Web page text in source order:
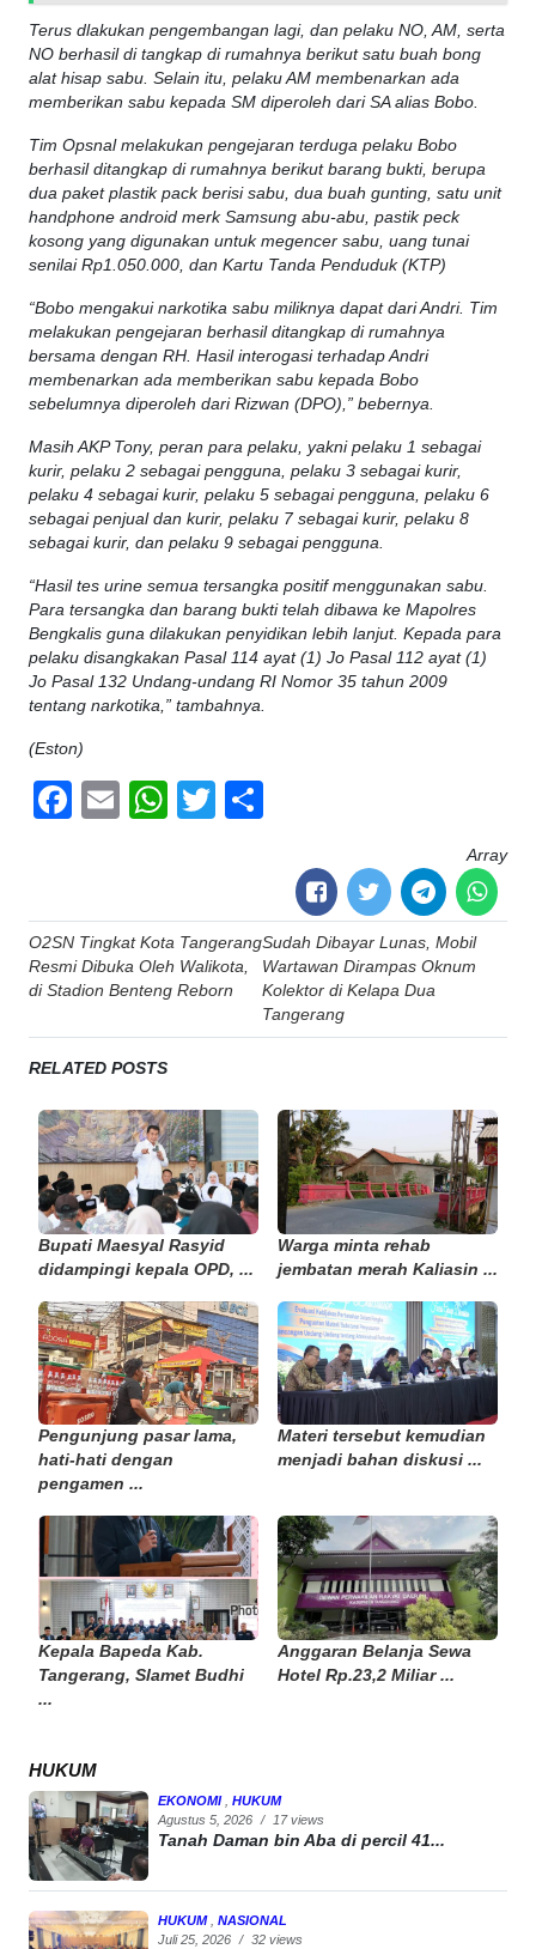
Terus dlakukan pengembangan lagi, dan pelaku NO, AM, serta
NO berhasil di tangkap di rumahnya berikut satu buah bong
alat hisap sabu. Selain itu, pelaku AM membenarkan ada
memberikan sabu kepada SM diperoleh dari SA alias Bobo.
Tim Opsnal melakukan pengejaran terduga pelaku Bobo
berhasil ditangkap di rumahnya berikut barang bukti, berupa
dua paket plastik pack berisi sabu, dua buah gunting, satu unit
handphone android merk Samsung abu-abu, pastik peck
kosong yang digunakan untuk megencer sabu, uang tunai
senilai Rp1.050.000, dan Kartu Tanda Penduduk (KTP)
“Bobo mengakui narkotika sabu miliknya dapat dari Andri. Tim
melakukan pengejaran berhasil ditangkap di rumahnya
bersama dengan RH. Hasil interogasi terhadap Andri
membenarkan ada memberikan sabu kepada Bobo
sebelumnya diperoleh dari Rizwan (DPO),” bebernya.
Masih AKP Tony, peran para pelaku, yakni pelaku 1 sebagai
kurir, pelaku 2 sebagai pengguna, pelaku 3 sebagai kurir,
pelaku 4 sebagai kurir, pelaku 5 sebagai pengguna, pelaku 6
sebagai penjual dan kurir, pelaku 7 sebagai kurir, pelaku 8
sebagai kurir, dan pelaku 9 sebagai pengguna.
“Hasil tes urine semua tersangka positif menggunakan sabu.
Para tersangka dan barang bukti telah dibawa ke Mapolres
Bengkalis guna dilakukan penyidikan lebih lanjut. Kepada para
pelaku disangkakan Pasal 114 ayat (1) Jo Pasal 112 ayat (1)
Jo Pasal 132 Undang-undang RI Nomor 35 tahun 2009
tentang narkotika,” tambahnya.
(Eston)
Facebook
EmailWhatsApp
Twitter
Array
Post
navigation
O2SN Tingkat Kota Tangerang
Resmi Dibuka Oleh Walikota,
di Stadion Benteng Reborn
Sudah Dibayar Lunas, Mobil
Wartawan Dirampas Oknum
Kolektor di Kelapa Dua
Tangerang
RELATED POSTS
Bupati Maesyal Rasyid
didampingi kepala OPD, ...
Warga minta rehab
jembatan merah Kaliasin ...
Pengunjung pasar lama,
hati-hati dengan
pengamen ...
Materi tersebut kemudian
menjadi bahan diskusi ...
Kepala Bapeda Kab.
Tangerang, Slamet Budhi
...
Anggaran Belanja Sewa
Hotel Rp.23,2 Miliar ...
HUKUM
EKONOMI
HUKUM
Agustus 5, 2026 / 17 views
Tanah Daman bin Aba di percil 41...
HUKUM
NASIONAL
Juli 25, 2026 / 32 views